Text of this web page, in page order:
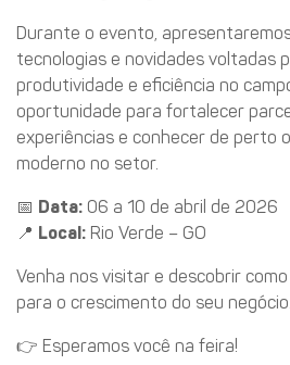
Durante o evento,
tecnologias e novidades voltadas
produtividade e eficiência no
oportunidade para fortalecer
experiências e conhecer de perto
moderno no setor.
📅 Data: 06 a 10 de abril de 2026
📍 Local: Rio Verde – GO
Venha nos visitar e descobrir
para o crescimento do seu negócio.
👉 Esperamos você na feira!